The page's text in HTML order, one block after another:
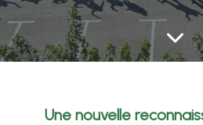
Une nouvelle